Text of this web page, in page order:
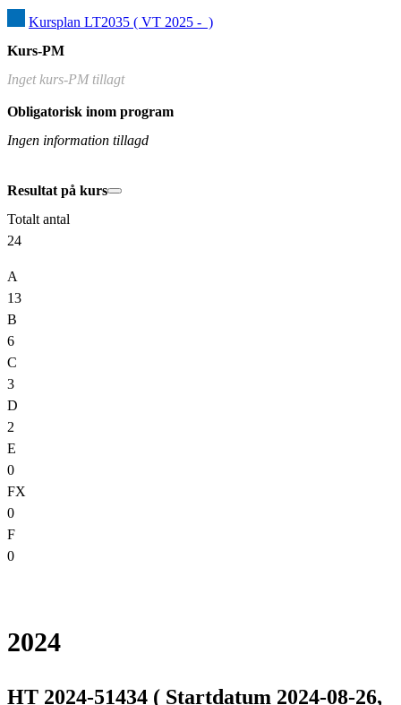
Kursplan LT2035 ( VT 2025 -  )
Kurs-PM
Inget kurs-PM tillagt
Obligatorisk inom program
Ingen information tillagd
Resultat på kurs
Totalt antal
24
A
13
B
6
C
3
D
2
E
0
FX
0
F
0
2024
HT 2024-51434 ( Startdatum 2024-08-26,